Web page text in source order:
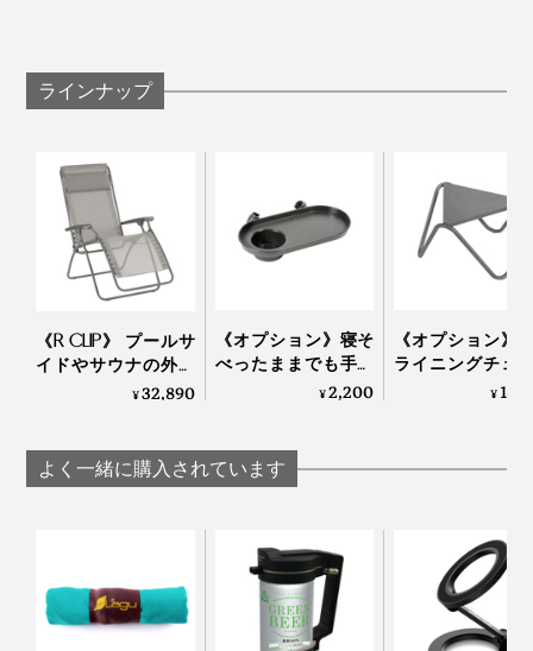
4. シート座面部分の角も同様にフレームに引っ掛けて完
成！
座面の両端が、ちょうど膝を置ける広さで、スポッとは
まる感じが妙に落ち着く。
背もたれに肘を預けられるから、スマホ操作や雑誌も読
みやすい。
テレビを観る時は、オットマンなどを置いて、足を預け
た方がラクチンです。
高級ソファのような質感なのに水を弾くから、うっかり
飲み物をこぼしちゃってもすぐに拭き取れるところも気
スペースに余裕がある方、連続ドラマを長時間かけてイ
ッキ見したい派は、背もたれの角度や姿勢を変えられる
リクライニングチェア
の方をどうぞ！
ラインナップ
《R CLIP》 プールサ
イドやサウナの外気
浴にも！宇宙飛行士
ア」｜Lafuma
¥32,890
《オプション》寝そ
べったままでも手が
届く、『Lafuma』の
ルダー」｜Lafuma
¥2,200
《オプション》
ライニングチェ
座ったまま手が
¥
よく一緒に購入されています